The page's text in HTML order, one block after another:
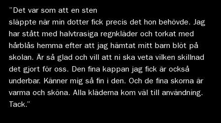
”Det var som att en sten
släppte när min dotter fick precis det hon behövde. Jag
har stått med halvtrasiga regnkläder och torkat med
hårblås hemma efter att jag hämtat mitt barn blöt på
skolan. Är så glad och vill att ni ska veta vilken skillnad
det gjort för oss. Den fina kappan jag fick är också
underbar. Känner mig så fin i den. Och de fina skorna är
varma och sköna. Alla kläderna kom väl till användning.
Tack.”